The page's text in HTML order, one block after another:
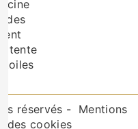
tente
réservés -
Mentions
des cookies